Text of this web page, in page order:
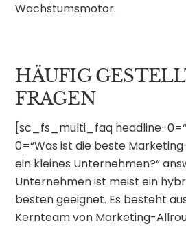
Wachstumsmotor.
HÄUFIG
FRAGEN
[sc_fs_multi_faq headline-
0=“Was ist die beste
ein kleines Unternehmen?“
Unternehmen ist meist ein
besten geeignet. Es besteht
Kernteam von Marketing-